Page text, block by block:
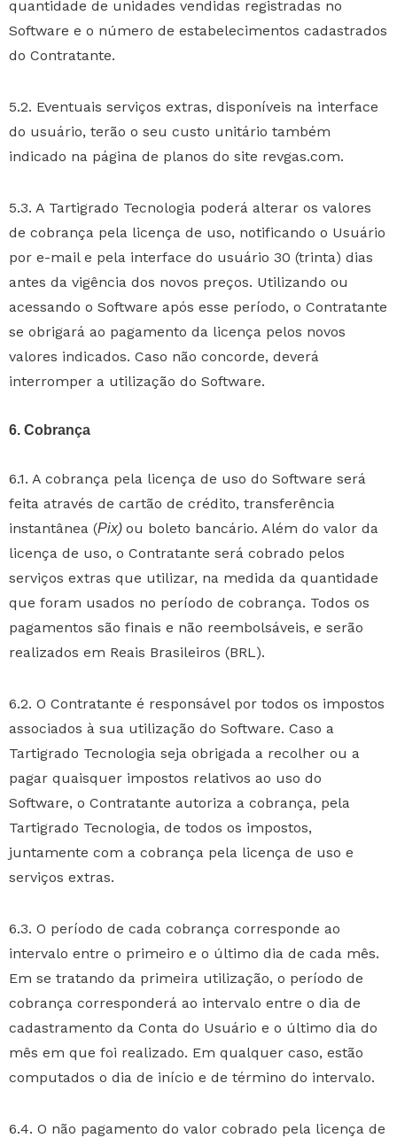
quantidade de unidades vendidas registradas no
Software e o número de estabelecimentos cadastrados
do Contratante.
5.2. Eventuais serviços extras, disponíveis na interface
do usuário, terão o seu custo unitário também
indicado na página de planos do site revgas.com.
5.3. A Tartigrado Tecnologia poderá alterar os valores
de cobrança pela licença de uso, notificando o Usuário
por e-mail e pela interface do usuário 30 (trinta) dias
antes da vigência dos novos preços. Utilizando ou
acessando o Software após esse período, o Contratante
se obrigará ao pagamento da licença pelos novos
valores indicados. Caso não concorde, deverá
interromper a utilização do Software.
6. Cobrança
6.1. A cobrança pela licença de uso do Software será
feita através de cartão de crédito, transferência
instantânea (Pix) ou boleto bancário. Além do valor da
licença de uso, o Contratante será cobrado pelos
serviços extras que utilizar, na medida da quantidade
que foram usados no período de cobrança. Todos os
pagamentos são finais e não reembolsáveis, e serão
realizados em Reais Brasileiros (BRL).
6.2. O Contratante é responsável por todos os impostos
associados à sua utilização do Software. Caso a
Tartigrado Tecnologia seja obrigada a recolher ou a
pagar quaisquer impostos relativos ao uso do
Software, o Contratante autoriza a cobrança, pela
Tartigrado Tecnologia, de todos os impostos,
juntamente com a cobrança pela licença de uso e
serviços extras.
6.3. O período de cada cobrança corresponde ao
intervalo entre o primeiro e o último dia de cada mês.
Em se tratando da primeira utilização, o período de
cobrança corresponderá ao intervalo entre o dia de
cadastramento da Conta do Usuário e o último dia do
mês em que foi realizado. Em qualquer caso, estão
computados o dia de início e de término do intervalo.
6.4. O não pagamento do valor cobrado pela licença de